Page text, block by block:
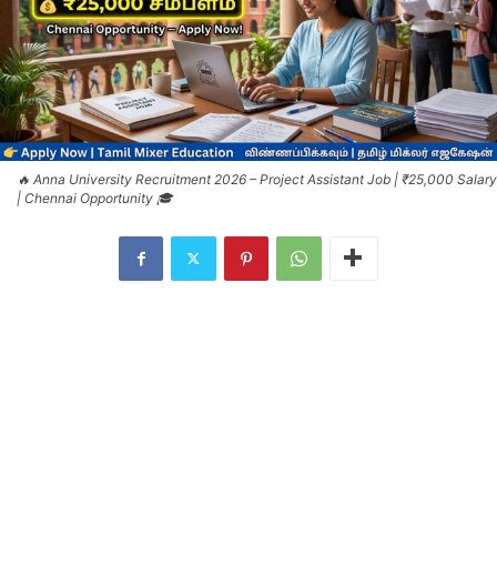
🔥 Anna University Recruitment 2026 – Project Assistant Job | ₹25,000 Salary
| Chennai Opportunity 🎓